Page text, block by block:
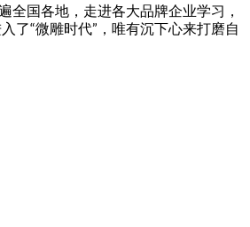
全国各地，走进各大品牌企业学习，
了“微雕时代”，唯有沉下心来打磨自